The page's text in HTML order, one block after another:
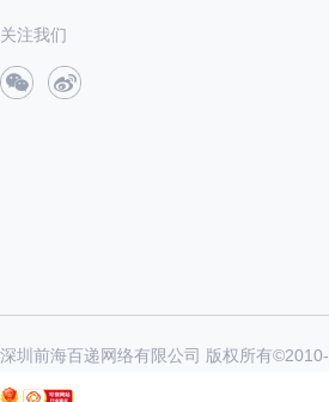
关注我们
深圳前海百递网络有限公司 版权所有©2010-